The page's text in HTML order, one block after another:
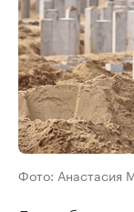
Фото: Анастасия